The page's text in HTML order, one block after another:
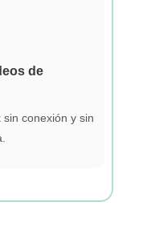
de
conexión y sin